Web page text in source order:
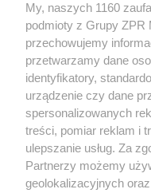
Żaden utwór zamieszczony
rozpowszechniany lub dalej
(w tym także elektroniczny
eksploatacji w jakiejkolwiek
Internecie bez pisemnej
lub wykorzystanie utworów
prawa, tzn. bez właściwej
może być ścigane prawnie.
My, naszych 1160
podmioty z Grupy ZPR
przechowujemy
przetwarzamy dane
identyfikatory,
urządzenie czy dane
spersonalizowanych
treści, pomiar reklam i
ulepszanie usług. Za
Partnerzy możemy
geolokalizacyjnych